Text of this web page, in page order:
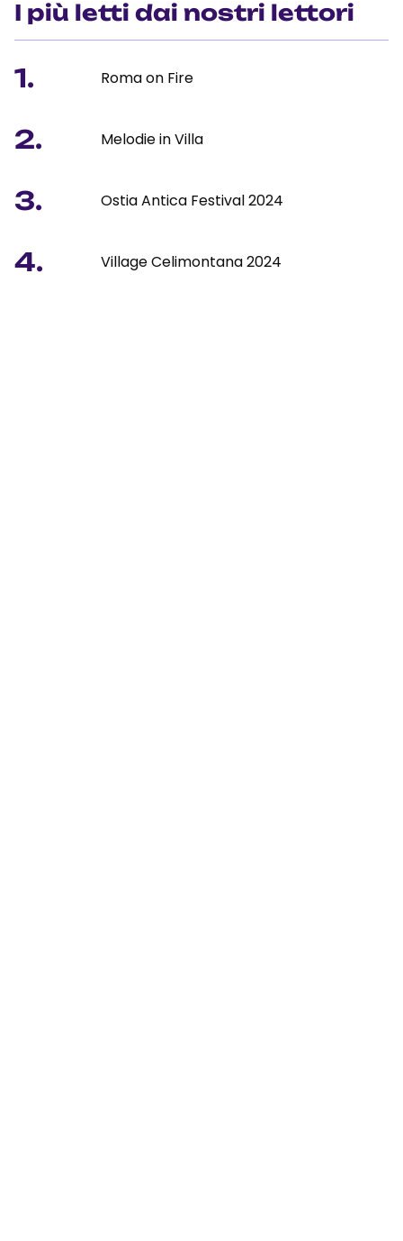
I più letti dai nostri lettori
1. Roma on Fire
2. Melodie in Villa
3. Ostia Antica Festival 2024
4. Village Celimontana 2024